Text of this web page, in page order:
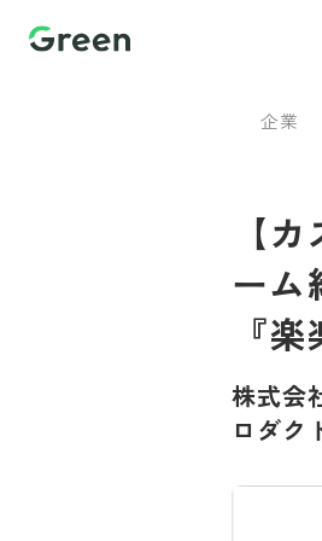
企業
【
ーム
『
株式会
ロダク